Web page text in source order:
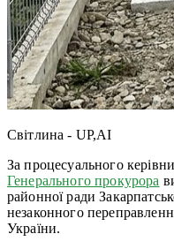
Світлина - UP,AI
За процесуального
Генерального прокурора
районної ради
незаконного
України.